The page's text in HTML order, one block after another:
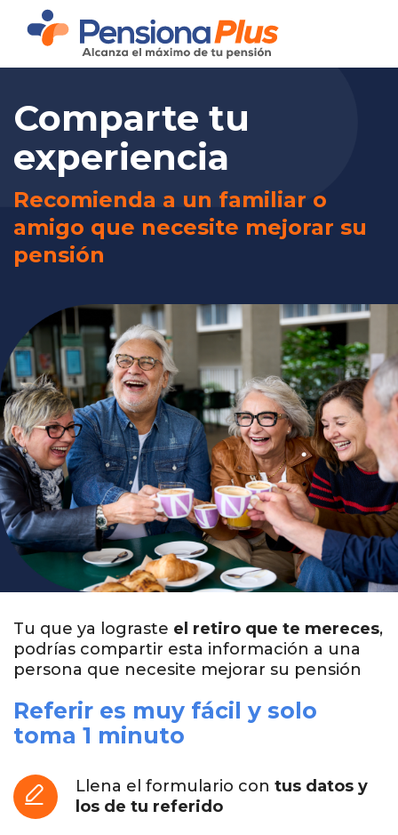
Comparte tu
experiencia
Recomienda a un familiar o
amigo que necesite mejorar su
pensión
Tu que ya lograste el retiro que te mereces,
podrías compartir esta información a una
persona que necesite mejorar su pensión
Referir es muy fácil y solo
toma 1 minuto
Llena el formulario con tus datos y
los de tu referido